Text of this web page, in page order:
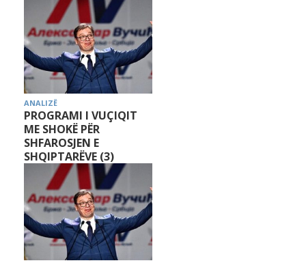
ANALIZË
PROGRAMI I VUÇIQIT
ME SHOKË PËR
SHFAROSJEN E
SHQIPTARËVE (3)